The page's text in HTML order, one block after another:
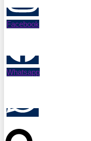
Facebook
Whatsapp